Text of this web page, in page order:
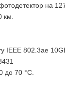
на
км.
IEEE 802.3ae
до 70 °C.